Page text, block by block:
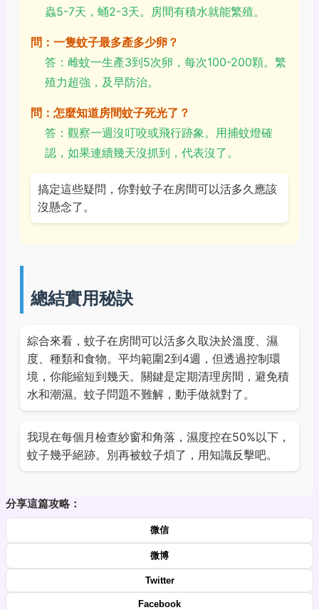
蟲5-7天，蛹2-3天。房間有積水就能繁殖。
問：一隻蚊子最多產多少卵？
答：雌蚊一生產3到5次卵，每次100-200顆。繁
殖力超強，及早防治。
問：怎麼知道房間蚊子死光了？
答：觀察一週沒叮咬或飛行跡象。用捕蚊燈確
認，如果連續幾天沒抓到，代表沒了。
搞定這些疑問，你對蚊子在房間可以活多久應該
沒懸念了。
總結實用秘訣
綜合來看，蚊子在房間可以活多久取決於溫度、濕
度、種類和食物。平均範圍2到4週，但透過控制環
境，你能縮短到幾天。關鍵是定期清理房間，避免積
水和潮濕。蚊子問題不難解，動手做就對了。
我現在每個月檢查紗窗和角落，濕度控在50%以下，
蚊子幾乎絕跡。別再被蚊子煩了，用知識反擊吧。
分享這篇攻略：
微信
微博
Twitter
Facebook